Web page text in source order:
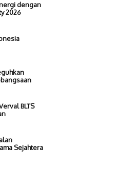
dengan
2026
BLTS
Sejahtera